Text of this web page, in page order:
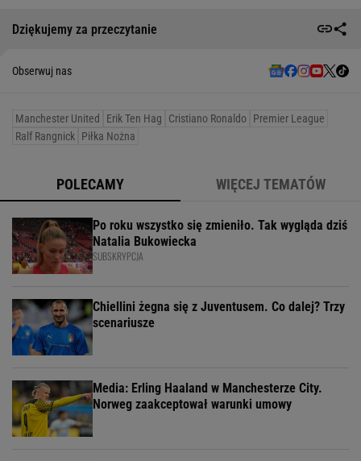
Dziękujemy za przeczytanie
Obserwuj nas
Manchester United Erik Ten Hag Cristiano Ronaldo Premier League
Ralf Rangnick Piłka Nożna
POLECAMY WIĘCEJ TEMATÓW
Po roku wszystko się zmieniło. Tak wygląda dziś
Natalia Bukowiecka
SUBSKRYPCJA
Chiellini żegna się z Juventusem. Co dalej? Trzy
scenariusze
Media: Erling Haaland w Manchesterze City.
Norweg zaakceptował warunki umowy